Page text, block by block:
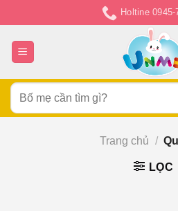
đến
nội
dung
Holtine 0945-
Tìm
kiếm:
Trang chủ /
LỌC